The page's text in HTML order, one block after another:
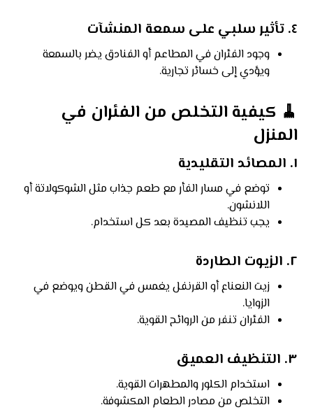
٤. تأثير سلبي على سمعة المنشآت
وجود الفئران في المطاعم أو الفنادق يضر بالسمعة
ويؤدي إلى خسائر تجارية.
🧹 كيفية التخلص من الفئران في
المنزل
١. المصائد التقليدية
توضع في مسار الفأر مع طعم جذاب مثل الشوكولاتة أو
اللانشون.
يجب تنظيف المصيدة بعد كل استخدام.
٢. الزيوت الطاردة
زيت النعناع أو القرنفل يغمس في القطن ويوضع في
الزوايا.
الفئران تنفر من الروائح القوية.
٣. التنظيف العميق
استخدام الكلور والمطهرات القوية.
التخلص من مصادر الطعام المكشوفة.